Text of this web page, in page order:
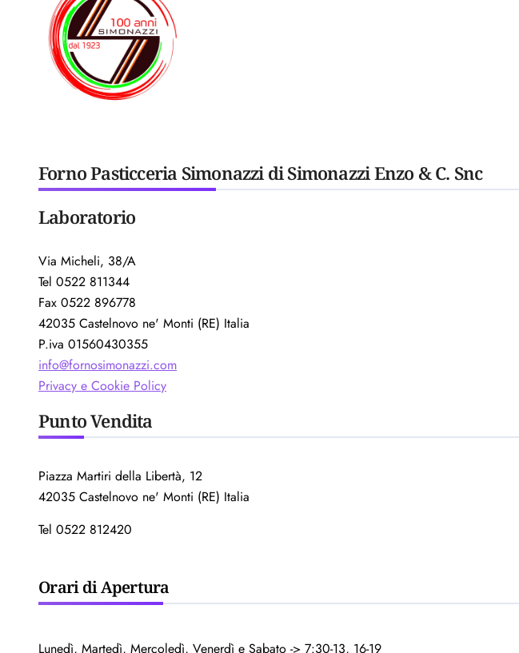
Forno Pasticceria Simonazzi di Simonazzi Enzo & C. Snc
Laboratorio
Via Micheli, 38/A
Tel 0522 811344
Fax 0522 896778
42035 Castelnovo ne' Monti (RE) Italia
P.iva 01560430355
info@fornosimonazzi.com
Privacy e Cookie Policy
Punto Vendita
Piazza Martiri della Libertà, 12
42035 Castelnovo ne' Monti (RE) Italia
Tel 0522 812420
Orari di Apertura
Lunedì, Martedì, Mercoledì, Venerdì e Sabato -> 7:30-13, 16-19